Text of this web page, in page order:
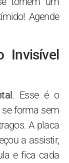
Agende
Invisível
. Esse é o
se forma sem
A placa
a assistir,
e fica cada